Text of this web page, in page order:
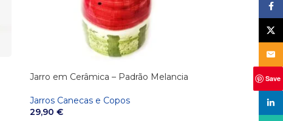
Jarro em Cerâmica – Padrão Melancia
Jarros Canecas e Copos
29,90 €
Email
Save